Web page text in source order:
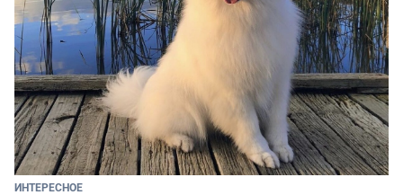
ИНТЕРЕСНОЕ